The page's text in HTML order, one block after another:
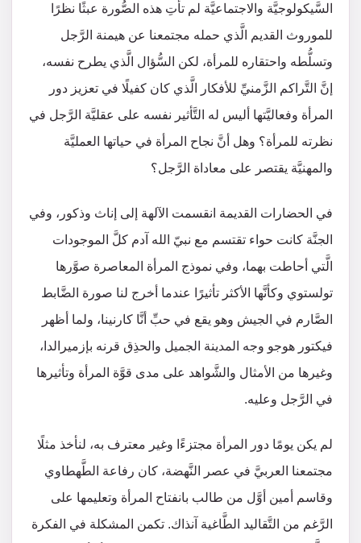
السَّيكولوجيَّة والاجتماعيَّة لم تأتِ هذه الصُّورة عبثًا نظرًا
للموروث القديم الَّذي حمله مجتمعنا عن هيمنة الرَّجل
وتسلُّطه واحتقاره للمرأة، لكن السُّؤال الَّذي يطرح نفسه،
إنَّ التَّراكم الزَّمنيِّ للأفكار الَّذي كان كفيلًا في تعزيز دور
المرأة وفعاليَّتها أليس له التَّأثير نفسه على عقليَّة الرَّجل في
نظرته للمرأة؟ وهل أنَّ نجاح المرأة في حياتها العمليَّة
والمهنيَّة يقتصر على معاداة الرَّجل؟
في الحضارات القديمة انقسمت الآلهة إلى إناث وذكور، وفي
الجنَّة كانت حواء تقتسم مع نبيّ الله آدم كلَّ الموجودات
الَّتي أحاطت بهما، وفي نموذج المرأة المعاصرة صوَّرها
تولستوي وكأنَّها الأكثر تأثيرًا عندما أخرج لنا صورة الضَّابط
الصَّارم في الجيش وهو يقع في حبِّ أنَّا كارنينا، ولما أظهر
فيكتور هوجو وجه المدينة الجميل والحذِق قرنه بإزميرالدا،
وغيرها من الأمثال والشَّواهد على مدى قوَّة المرأة وتأثيرها
في الرَّجل وعليه.
لم يكن يومًا دور المرأة مجتزءًا وغير معترف به، لنأخذ مثلًا
مجتمعنا العربيَّ في عصر النَّهضة، كان رفاعة الطَّهطاوي
وقاسم أمين أوَّل من طالب بانفتاح المرأة وتعليمها على
الرَّغم من التَّقاليد الطَّاغية آنذاك. تكمن المشكلة في الفكرة